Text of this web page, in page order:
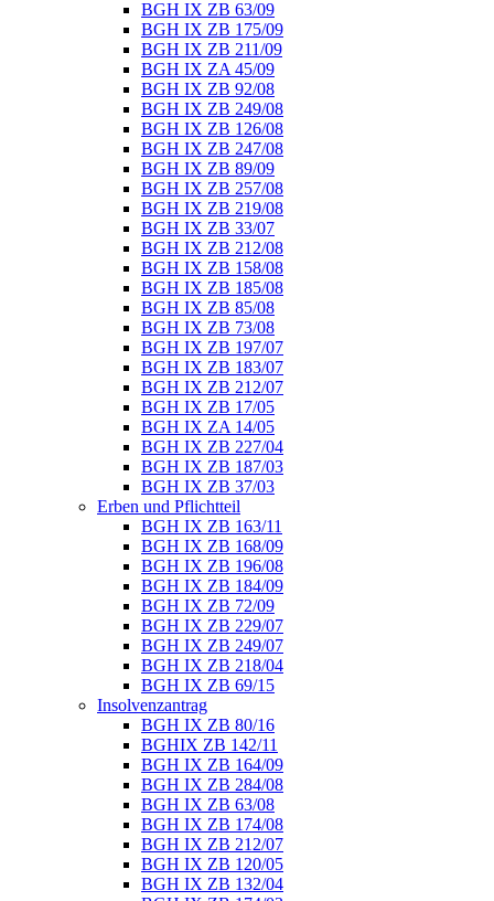
BGH IX ZB 63/09
BGH IX ZB 175/09
BGH IX ZB 211/09
BGH IX ZA 45/09
BGH IX ZB 92/08
BGH IX ZB 249/08
BGH IX ZB 126/08
BGH IX ZB 247/08
BGH IX ZB 89/09
BGH IX ZB 257/08
BGH IX ZB 219/08
BGH IX ZB 33/07
BGH IX ZB 212/08
BGH IX ZB 158/08
BGH IX ZB 185/08
BGH IX ZB 85/08
BGH IX ZB 73/08
BGH IX ZB 197/07
BGH IX ZB 183/07
BGH IX ZB 212/07
BGH IX ZB 17/05
BGH IX ZA 14/05
BGH IX ZB 227/04
BGH IX ZB 187/03
BGH IX ZB 37/03
Erben und Pflichtteil
BGH IX ZB 163/11
BGH IX ZB 168/09
BGH IX ZB 196/08
BGH IX ZB 184/09
BGH IX ZB 72/09
BGH IX ZB 229/07
BGH IX ZB 249/07
BGH IX ZB 218/04
BGH IX ZB 69/15
Insolvenzantrag
BGH IX ZB 80/16
BGHIX ZB 142/11
BGH IX ZB 164/09
BGH IX ZB 284/08
BGH IX ZB 63/08
BGH IX ZB 174/08
BGH IX ZB 212/07
BGH IX ZB 120/05
BGH IX ZB 132/04